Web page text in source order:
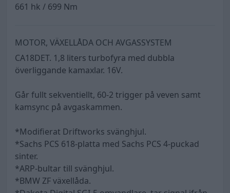
661 hk / 699 Nm
MOTOR, VÄXELLÅDA OCH AVGASSYSTEM
CA18DET. 1,8 liters turbofyra med dubbla
överliggande kamaxlar. 16V.
Går fullt sekventiellt, 60-2 trigger på veven samt
kamsync på avgaskammen.
*Modifierat Driftworks svänghjul.
*Sachs PCS 618-platta med Sachs PCS 4-puckad
sinter.
*ARP-bultar till svänghjul.
*BMW ZF växellåda.